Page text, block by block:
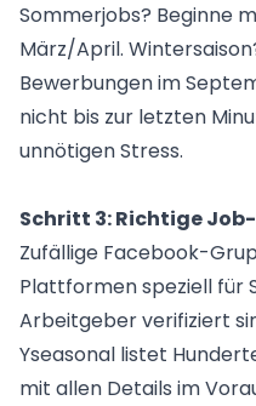
Sommerjobs? Beginne
März/April.
Bewerbungen im
nicht bis zur letzten
unnötigen Stress.
Schritt 3: Richtige
Zufällige Facebook-
Plattformen speziell für
Arbeitgeber verifiziert
Yseasonal listet
mit allen Details im